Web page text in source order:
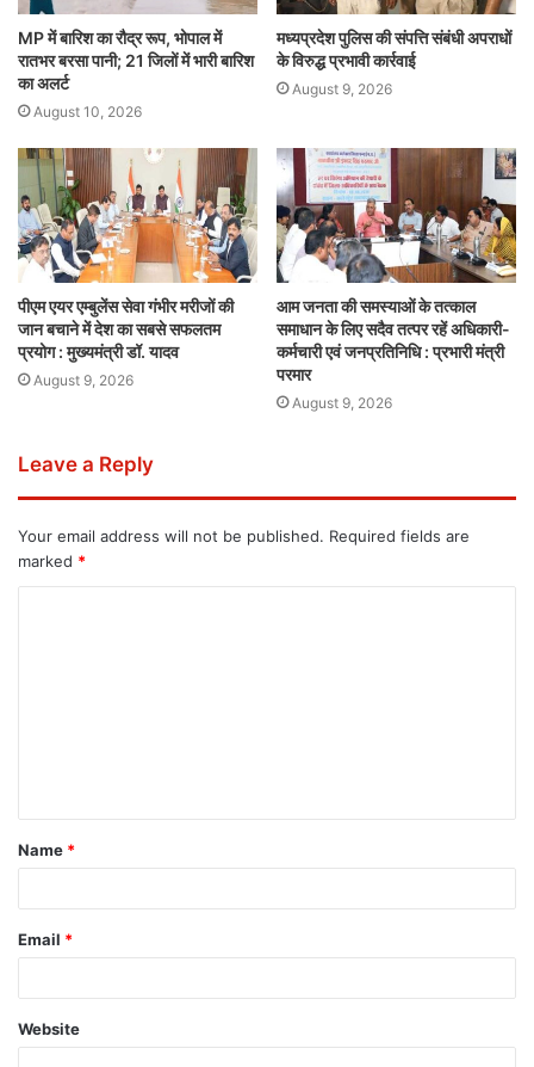
MP में बारिश का रौद्र रूप, भोपाल में
रातभर बरसा पानी; 21 जिलों में भारी बारिश
का अलर्ट
August 10, 2026
मध्यप्रदेश पुलिस की संपत्ति संबंधी अपराधों
के विरुद्ध प्रभावी कार्रवाई
August 9, 2026
पीएम एयर एम्बुलेंस सेवा गंभीर मरीजों की
जान बचाने में देश का सबसे सफलतम
प्रयोग : मुख्यमंत्री डॉ. यादव
August 9, 2026
आम जनता की समस्याओं के तत्काल
समाधान के लिए सदैव तत्पर रहें अधिकारी-
कर्मचारी एवं जनप्रतिनिधि : प्रभारी मंत्री
परमार
August 9, 2026
Leave a Reply
Your email address will not be published. Required fields are
marked *
Name *
Email *
Website